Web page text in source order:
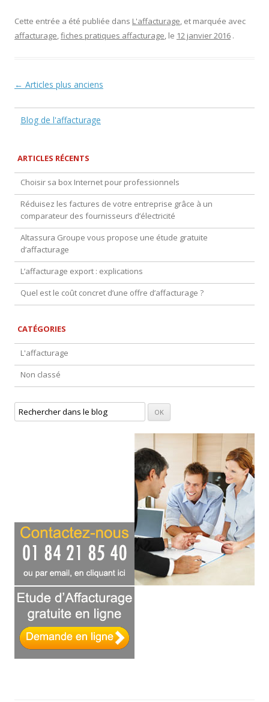
Cette entrée a été publiée dans L'affacturage, et marquée avec
affacturage,fiches pratiques affacturage, le 12 janvier 2016 .
Navigation des articles
← Articles plus anciens
Blog de l'affacturage
ARTICLES RÉCENTS
Choisir sa box Internet pour professionnels
Réduisez les factures de votre entreprise grâce à un
comparateur des fournisseurs d’électricité
Altassura Groupe vous propose une étude gratuite
d’affacturage
L’affacturage export : explications
Quel est le coût concret d’une offre d’affacturage ?
CATÉGORIES
L'affacturage
Non classé